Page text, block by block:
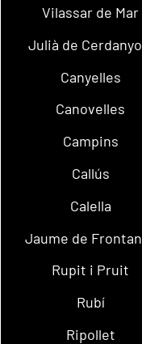
Vilassar de Mar
Julià de
Canyelles
Canovelles
Campins
Callús
Calella
Jaume de
Rupit i Pruit
Rubí
Ripollet